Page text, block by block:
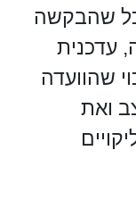
שהבקשה
עדכנית
שהוועדה
ואת